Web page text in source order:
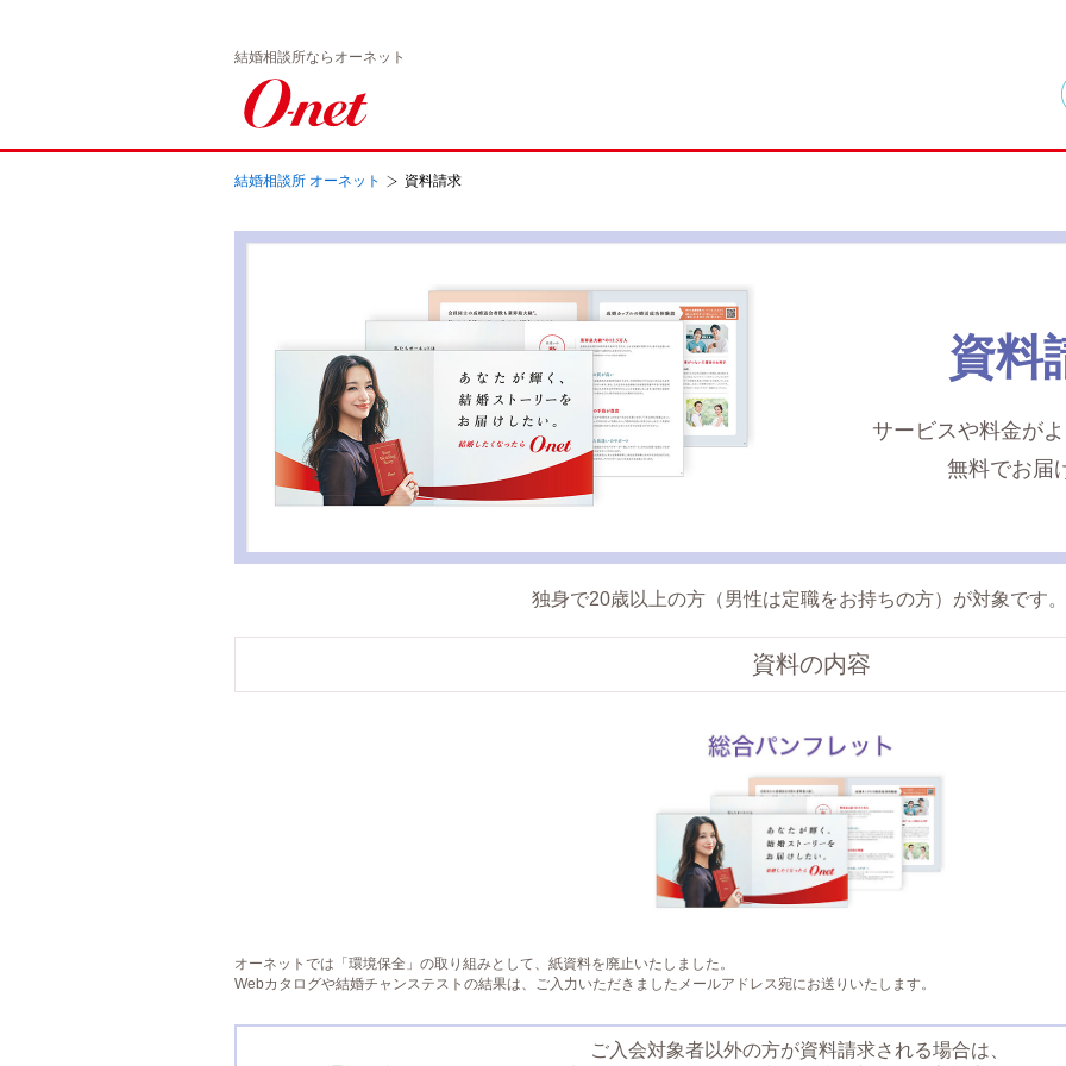
結婚相談所ならオーネット
結婚相談所 オーネット 資料請求
資料
サービスや料金が
無料でお届
独身で20歳以上の方（男性は定職をお持ちの方）が対象です。
資料の内容
オーネットでは「環境保全」の取り組みとして、紙資料を廃止いたしました。
Webカタログや結婚チャンステストの結果は、ご入力いただきましたメールアドレス宛にお送りいたします。
ご入会対象者以外の方が資料請求される場合は、